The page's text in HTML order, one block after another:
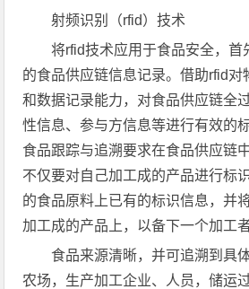
射频识别（rfid）技术
将rfid技术应用于食品安全，首
的食品供应链信息记录。借助rfid对
和数据记录能力，对食品供应链全
性信息、参与方信息等进行有效的
食品跟踪与追溯要求在食品供应链
不仅要对自己加工成的产品进行标
的食品原料上已有的标识信息，并
加工成的产品上，以备下一个加工
食品来源清晰，并可追溯到具
农场，生产加工企业、人员，储运